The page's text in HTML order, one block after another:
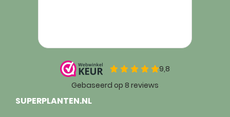
SUPERPLANTEN.NL